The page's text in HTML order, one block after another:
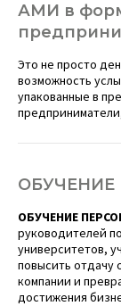
АМИ в
Это не просто
возможность
упакованные в
ОБУЧЕНИЕ
ОБУЧЕНИЕ
руководителей
университетов,
повысить отдачу
компании и
достижения